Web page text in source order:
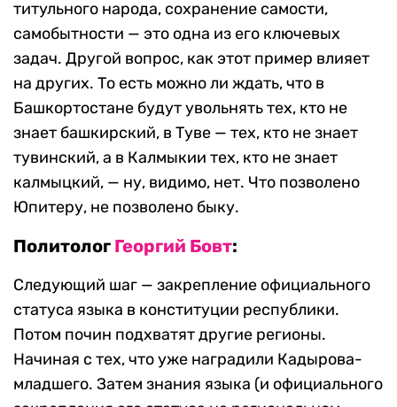
титульного народа, сохранение самости,
самобытности — это одна из его ключевых
задач. Другой вопрос, как этот пример влияет
на других. То есть можно ли ждать, что в
Башкортостане будут увольнять тех, кто не
знает башкирский, в Туве — тех, кто не знает
тувинский, а в Калмыкии тех, кто не знает
калмыцкий, — ну, видимо, нет. Что позволено
Юпитеру, не позволено быку.
Политолог Георгий Бовт:
Следующий шаг — закрепление официального
статуса языка в конституции республики.
Потом почин подхватят другие регионы.
Начиная с тех, что уже наградили Кадырова-
младшего. Затем знания языка (и официального